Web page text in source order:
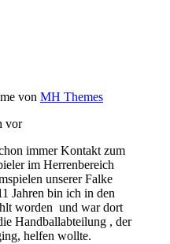
von MH Themes
vor
immer Kontakt zum
im Herrenbereich
unserer Falke
Jahren bin ich in den
worden und war dort
Handballabteilung , der
helfen wollte.